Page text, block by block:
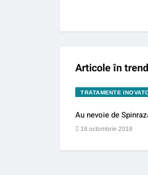
Articole în
TRATAMENTE
Au nevoie de
18 octombrie 2018